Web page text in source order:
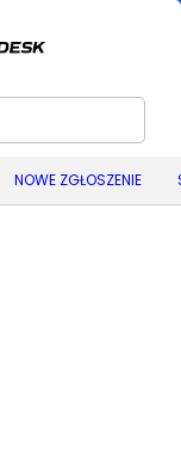
(United States)
NOWE ZGŁOSZENIE